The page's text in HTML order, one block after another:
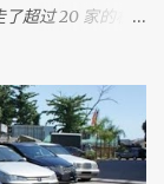
超过 20 家的机
法。 就是你要有
Pass 或 Priority
。 我相信不少人会